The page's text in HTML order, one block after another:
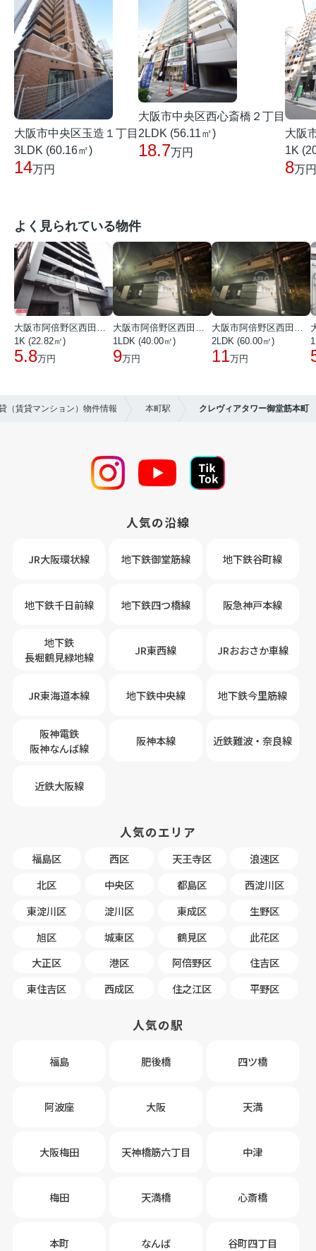
大阪市中央区玉造１丁目
3LDK (60.16㎡)
14万円
大阪市中央区西心斎橋２丁目
2LDK (56.11㎡)
18.7万円
大阪
1K
8万円
よく見られている物件
1K (22.82㎡)
5.8万円
1LDK (40.00㎡)
9万円
2LDK (60.00㎡)
11万円
（賃貸マンション）物件情報 本町駅 クレヴィアタワー御堂筋本町
人気の沿線
JR大阪環状線 地下鉄御堂筋線 地下鉄谷町線
地下鉄千日前線 地下鉄四つ橋線 阪急神戸本線
地下鉄
長堀鶴見緑地線
JR東西線 JRおおさか車線
JR東海道本線 地下鉄中央線 地下鉄今里筋線
阪神電鉄
阪神なんば線
阪神本線 近鉄難波・奈良線
近鉄大阪線
人気のエリア
福島区 西区 天王寺区
浪速区
北区
中央区 都島区
西淀川区
東淀川区
淀川区 東成区
生野区
旭区
城東区 鶴見区
此花区
大正区
港区 阿倍野区
住吉区
東住吉区
西成区 住之江区 平野区
人気の駅
福島 肥後橋 四ツ橋
阿波座 大阪 天満
大阪梅田 天神橋筋六丁目 中津
梅田 天満橋 心斎橋
本町 なんば 谷町四丁目